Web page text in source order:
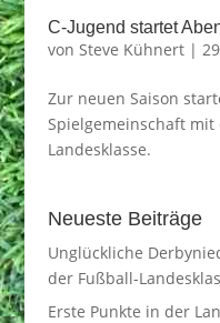
C-Jugend startet
von Steve Kühnert|
Zur neuen Saison
Spielgemeinschaft mit
Landesklasse.
Neueste Beiträge
Unglückliche
der Fußball-
Erste Punkte in der